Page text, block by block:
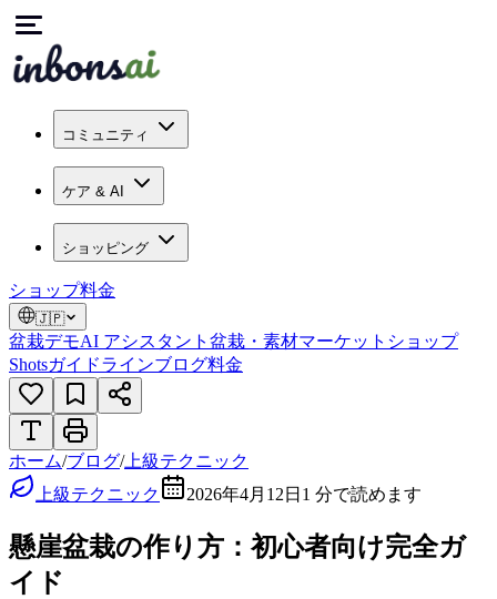
コミュニティ
ケア & AI
ショッピング
ショップ料金
🇯🇵
盆栽デモAI アシスタント 盆栽・素材マーケット ショップ
Shotsガイドラインブログ料金
ホーム/ブログ/上級テクニック
上級テクニック
2026年4月12日 1 分で読めます
懸崖盆栽の作り方：初心者向け完全ガ
イド